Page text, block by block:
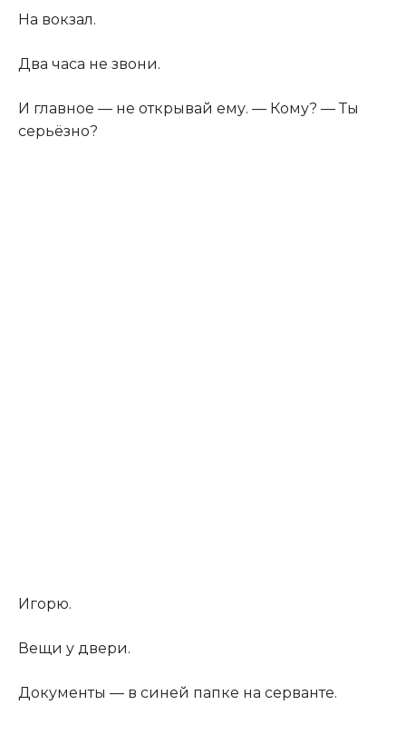
На вокзал.
Два часа не звони.
И главное — не открывай ему. — Кому? — Ты
серьёзно?
Игорю.
Вещи у двери.
Документы — в синей папке на серванте.